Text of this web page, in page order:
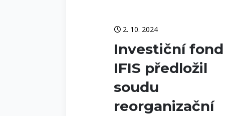
2. 10. 2024
Investiční fond
IFIS předložil
soudu
reorganizační